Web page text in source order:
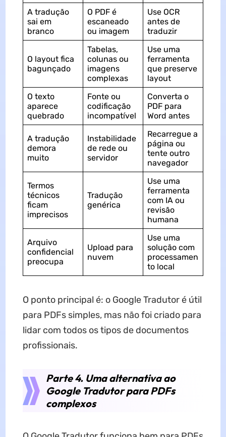
A tradução
sai em
branco
O PDF é
escaneado
ou imagem
Use OCR
antes de
traduzir
O layout fica
bagunçado
Tabelas,
colunas ou
imagens
complexas
Use uma
ferramenta
que preserve
layout
O texto
aparece
quebrado
Fonte ou
codificação
incompatível
Converta o
PDF para
Word antes
A tradução
demora
muito
Instabilidade
de rede ou
servidor
Recarregue a
página ou
tente outro
navegador
Termos
técnicos
ficam
imprecisos
Tradução
genérica
Use uma
ferramenta
com IA ou
revisão
humana
Arquivo
confidencial
preocupa
Upload para
nuvem
Use uma
solução com
processamen
to local
O ponto principal é: o Google Tradutor é útil
para PDFs simples, mas não foi criado para
lidar com todos os tipos de documentos
profissionais.
Parte 4. Uma alternativa ao
Google Tradutor para PDFs
complexos